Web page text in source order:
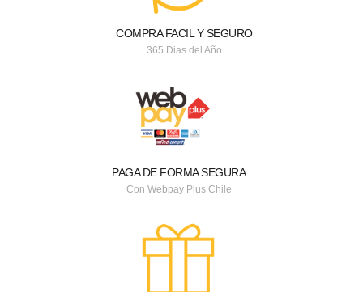
COMPRA FACIL Y SEGURO
365 Dias del Año
PAGA DE FORMA SEGURA
Con Webpay Plus Chile